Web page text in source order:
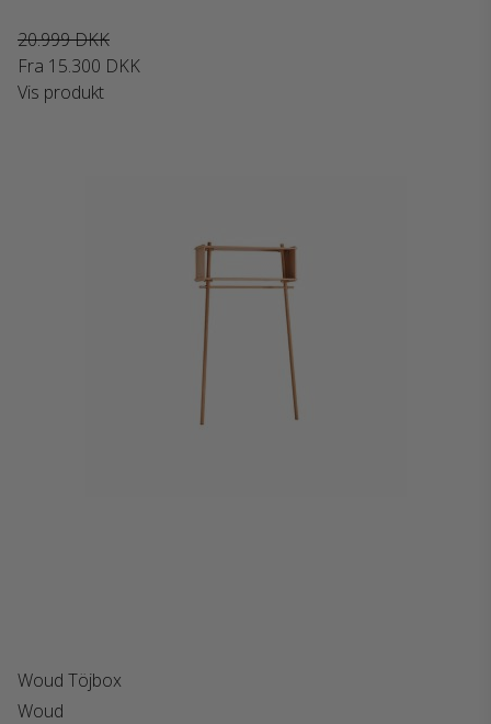
20.999 DKK
Fra 15.300 DKK
Vis produkt
Woud Töjbox
Woud